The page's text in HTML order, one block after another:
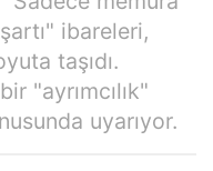
ibareleri,
taşıdı.
"ayrımcılık"
uyarıyor.